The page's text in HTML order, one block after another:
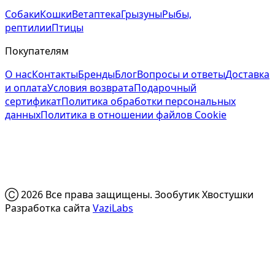
СобакиКошкиВетаптекаГрызуныРыбы,
рептилииПтицы
Покупателям
О насКонтактыБрендыБлогВопросы и ответыДоставка
и оплатаУсловия возвратаПодарочный
сертификатПолитика обработки персональных
данныхПолитика в отношении файлов Cookie
Ⓒ 2026 Все права защищены. Зообутик Хвостушки
Разработка сайта VaziLabs